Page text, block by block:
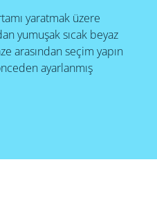
yaratmak üzere
yumuşak sıcak beyaz
arasından seçim yapın
ayarlanmış